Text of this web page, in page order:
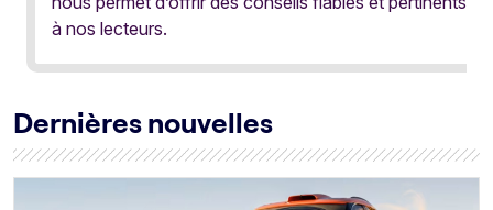
à nos lecteurs.
Dernières nouvelles